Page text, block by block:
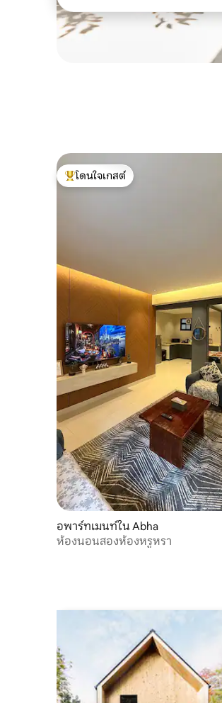
โดนใจเกสต์ที่สุด
โดนใจเกสต์
อพาร์ทเมนท์ใน Abha
ห้องนอนสองห้องหรูหรา